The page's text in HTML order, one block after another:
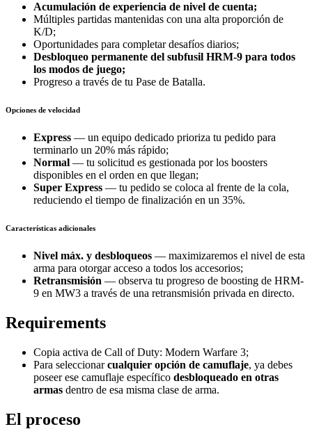
Acumulación de experiencia de nivel de cuenta;
Múltiples partidas mantenidas con una alta proporción de
K/D;
Oportunidades para completar desafíos diarios;
Desbloqueo permanente del subfusil HRM-9 para todos
los modos de juego;
Progreso a través de tu Pase de Batalla.
Opciones de velocidad
Express — un equipo dedicado prioriza tu pedido para
terminarlo un 20% más rápido;
Normal — tu solicitud es gestionada por los boosters
disponibles en el orden en que llegan;
Super Express — tu pedido se coloca al frente de la cola,
reduciendo el tiempo de finalización en un 35%.
Características adicionales
Nivel máx. y desbloqueos — maximizaremos el nivel de esta
arma para otorgar acceso a todos los accesorios;
Retransmisión — observa tu progreso de boosting de HRM-
9 en MW3 a través de una retransmisión privada en directo.
Requirements
Copia activa de Call of Duty: Modern Warfare 3;
Para seleccionarcualquier opción de camuflaje, ya debes
poseer ese camuflaje específico desbloqueado en otras
armas dentro de esa misma clase de arma.
El proceso